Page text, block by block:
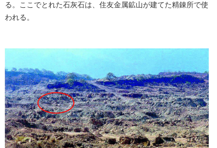
る。ここでとれた石灰石は、住友金属鉱山が建てた精錬所で使
われる。